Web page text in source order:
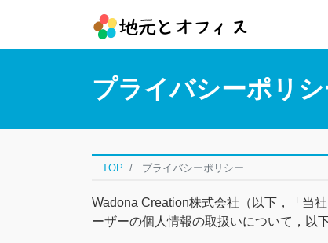
プライバシーポリ
TOP プライバシーポリシー
Wadona Creation株式会社（以下，「当
ーザーの個人情報の取扱いについて，以